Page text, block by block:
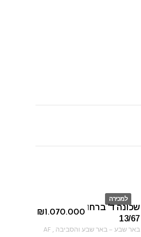
למכירה
ID
₪1.070.000
שכונה ד' ברחוב יצחק אבינו
13/67
באר שבע–באר שבע והסביבה ,
AF